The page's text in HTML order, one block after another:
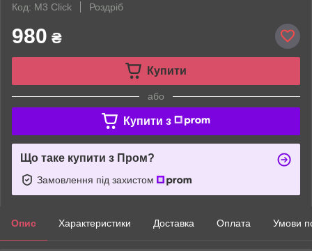
Код: M3 Click
Роздріб
980 ₴
Купити
або
Купити з
Що таке купити з Пром?
Замовлення під захистом
Опис Характеристики Доставка Оплата Умови